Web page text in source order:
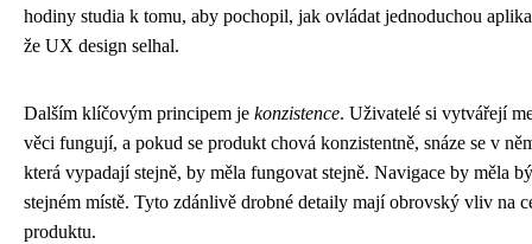
hodiny studia k tomu, aby pochopil, jak ovládat jednoduchou
že UX design selhal.
Dalším klíčovým principem je konzistence. Uživatelé si vytvářejí
věci fungují, a pokud se produkt chová konzistentně, snáze se v
která vypadají stejně, by měla fungovat stejně. Navigace by měla
stejném místě. Tyto zdánlivě drobné detaily mají obrovský vliv na
produktu.